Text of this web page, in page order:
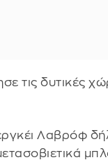
τις δυτικές
Λαβρόφ